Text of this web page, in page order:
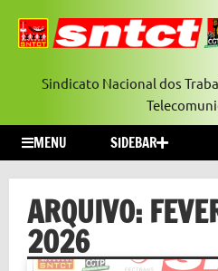
Sindicato Nacional dos
MENU SIDEBAR
ARQUIVO:
2026